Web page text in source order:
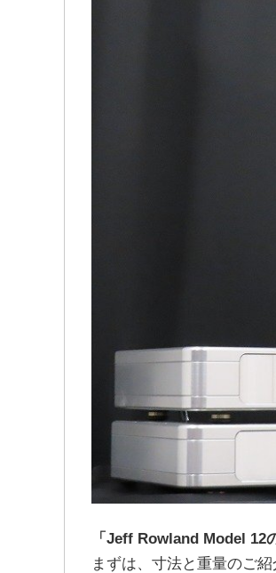
「Jeff Rowland Model 12
まずは、寸法と重量のご紹